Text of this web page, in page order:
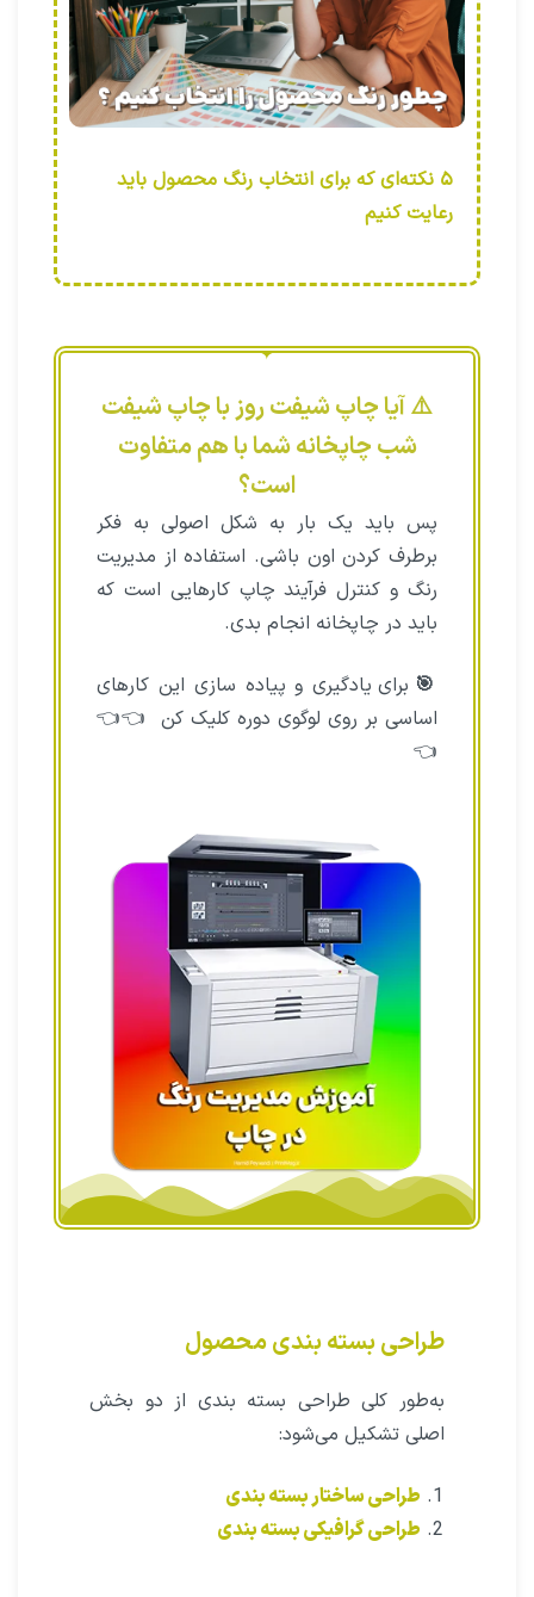
۵ نکته‌ای که برای انتخاب رنگ محصول باید
رعایت کنیم
⚠️ آیا چاپ شیفت روز با چاپ شیفت
شب چاپخانه شما با هم متفاوت
است؟
پس باید یک بار به شکل اصولی به فکر
برطرف کردن اون باشی. استفاده از مدیریت
رنگ و کنترل فرآیند چاپ کارهایی است که
باید در چاپخانه انجام بدی.
🎯 برای یادگیری و پیاده سازی این کارهای
اساسی بر روی لوگوی دوره کلیک کن 👈👈
👈
طراحی بسته بندی محصول
به‌طور کلی طراحی بسته‌ بندی از دو بخش
اصلی تشکیل می‌شود:
طراحی ساختار بسته بندی
طراحی گرافیکی بسته بندی